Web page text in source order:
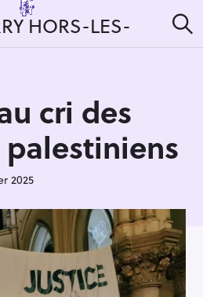
HORS-LES-
e
cri des
2025